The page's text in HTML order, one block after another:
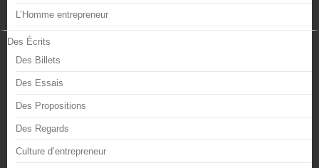
L’Homme entrepreneur
Des Écrits
Des Billets
Des Essais
Des Propositions
Des Regards
Culture d’entrepreneur